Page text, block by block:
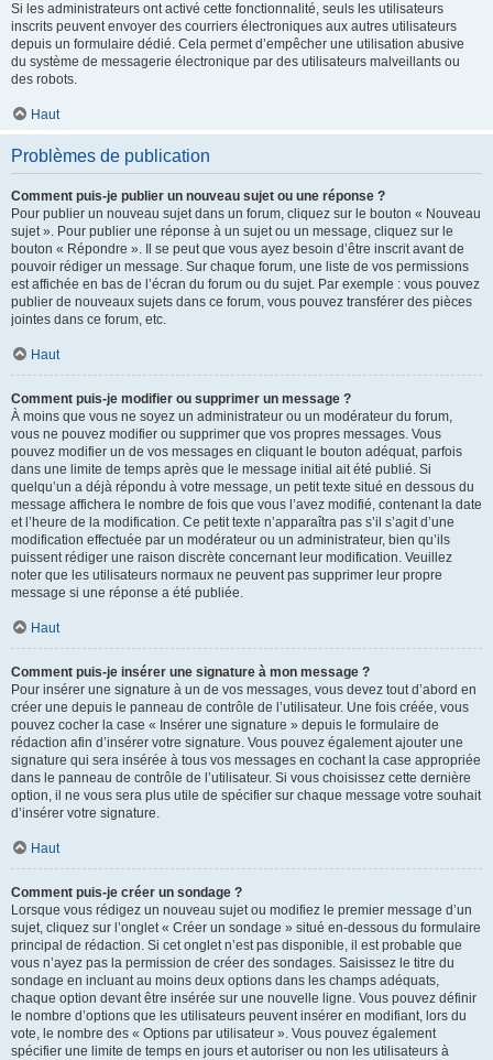
Si les administrateurs ont activé cette fonctionnalité, seuls les utilisateurs
inscrits peuvent envoyer des courriers électroniques aux autres utilisateurs
depuis un formulaire dédié. Cela permet d’empêcher une utilisation abusive
du système de messagerie électronique par des utilisateurs malveillants ou
des robots.
Haut
Problèmes de publication
Comment puis-je publier un nouveau sujet ou une réponse ?
Pour publier un nouveau sujet dans un forum, cliquez sur le bouton « Nouveau
sujet ». Pour publier une réponse à un sujet ou un message, cliquez sur le
bouton « Répondre ». Il se peut que vous ayez besoin d’être inscrit avant de
pouvoir rédiger un message. Sur chaque forum, une liste de vos permissions
est affichée en bas de l’écran du forum ou du sujet. Par exemple : vous pouvez
publier de nouveaux sujets dans ce forum, vous pouvez transférer des pièces
jointes dans ce forum, etc.
Haut
Comment puis-je modifier ou supprimer un message ?
À moins que vous ne soyez un administrateur ou un modérateur du forum,
vous ne pouvez modifier ou supprimer que vos propres messages. Vous
pouvez modifier un de vos messages en cliquant le bouton adéquat, parfois
dans une limite de temps après que le message initial ait été publié. Si
quelqu’un a déjà répondu à votre message, un petit texte situé en dessous du
message affichera le nombre de fois que vous l’avez modifié, contenant la date
et l’heure de la modification. Ce petit texte n’apparaîtra pas s’il s’agit d’une
modification effectuée par un modérateur ou un administrateur, bien qu’ils
puissent rédiger une raison discrète concernant leur modification. Veuillez
noter que les utilisateurs normaux ne peuvent pas supprimer leur propre
message si une réponse a été publiée.
Haut
Comment puis-je insérer une signature à mon message ?
Pour insérer une signature à un de vos messages, vous devez tout d’abord en
créer une depuis le panneau de contrôle de l’utilisateur. Une fois créée, vous
pouvez cocher la case « Insérer une signature » depuis le formulaire de
rédaction afin d’insérer votre signature. Vous pouvez également ajouter une
signature qui sera insérée à tous vos messages en cochant la case appropriée
dans le panneau de contrôle de l’utilisateur. Si vous choisissez cette dernière
option, il ne vous sera plus utile de spécifier sur chaque message votre souhait
d’insérer votre signature.
Haut
Comment puis-je créer un sondage ?
Lorsque vous rédigez un nouveau sujet ou modifiez le premier message d’un
sujet, cliquez sur l’onglet « Créer un sondage » situé en-dessous du formulaire
principal de rédaction. Si cet onglet n’est pas disponible, il est probable que
vous n’ayez pas la permission de créer des sondages. Saisissez le titre du
sondage en incluant au moins deux options dans les champs adéquats,
chaque option devant être insérée sur une nouvelle ligne. Vous pouvez définir
le nombre d’options que les utilisateurs peuvent insérer en modifiant, lors du
vote, le nombre des « Options par utilisateur ». Vous pouvez également
spécifier une limite de temps en jours et autoriser ou non les utilisateurs à